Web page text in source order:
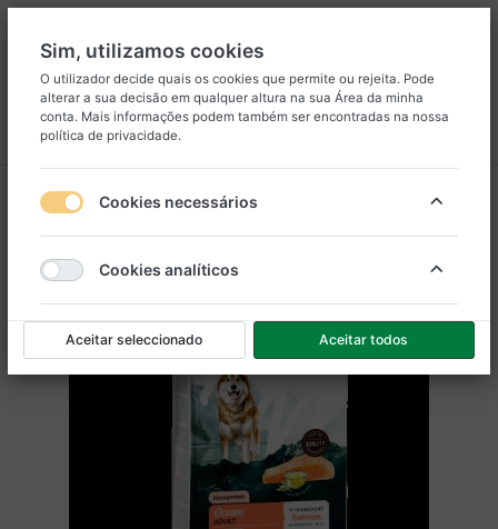
Menu Iniciar sessão
8
Sim, utilizamos cookies
O utilizador decide quais os cookies que permite ou rejeita. Pode
alterar a sua decisão em qualquer altura na sua Área da minha
conta. Mais informações podem também ser encontradas na nossa
política de privacidade.
Cookies necessários
Cookies analíticos
Aceitar seleccionado Aceitar todos